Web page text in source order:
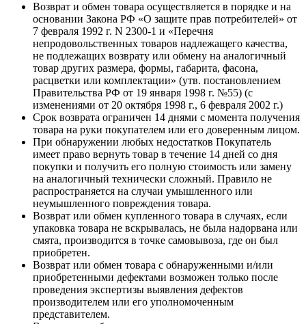
Возврат и обмен товара осуществляется в порядке и на
основании Закона РФ «О защите прав потребителей» от
7 февраля 1992 г. N 2300-1 и «Перечня
непродовольственных товаров надлежащего качества,
не подлежащих возврату или обмену на аналогичный
товар других размера, формы, габарита, фасона,
расцветки или комплектации» (утв. постановлением
Правительства РФ от 19 января 1998 г. №55) (с
изменениями от 20 октября 1998 г., 6 февраля 2002 г.)
Срок возврата ограничен 14 днями с момента получения
товара на руки покупателем или его доверенным лицом.
При обнаружении любых недостатков Покупатель
имеет право вернуть товар в течение 14 дней со дня
покупки и получить его полную стоимость или замену
на аналогичный технически сложный. Правило не
распространяется на случаи умышленного или
неумышленного повреждения товара.
Возврат или обмен купленного товара в случаях, если
упаковка товара не вскрывалась, не была надорвана или
смята, производится в точке самовывоза, где он был
приобретен.
Возврат или обмен товара с обнаруженными и/или
приобретенными дефектами возможен только после
проведения экспертизы выявления дефектов
производителем или его уполномоченным
представителем.